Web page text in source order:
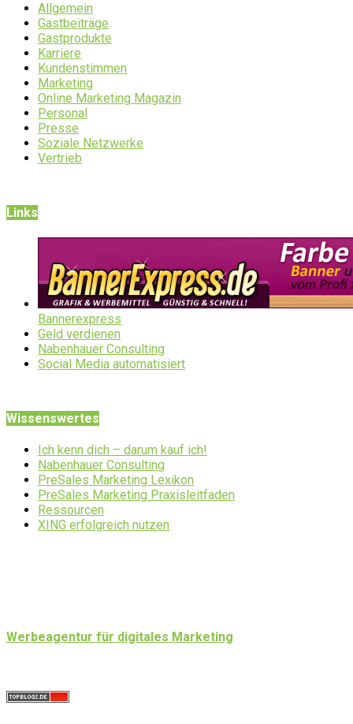
Allgemein
Gastbeiträge
Gastprodukte
Karriere
Kundenstimmen
Marketing
Online Marketing Magazin
Personal
Presse
Soziale Netzwerke
Vertrieb
Links
Bannerexpress
Geld verdienen
Nabenhauer Consulting
Social Media automatisiert
Wissenswertes
Ich kenn dich – darum kauf ich!
Nabenhauer Consulting
PreSales Marketing Lexikon
PreSales Marketing Praxisleitfaden
Ressourcen
XING erfolgreich nutzen
Werbeagentur für digitales Marketing